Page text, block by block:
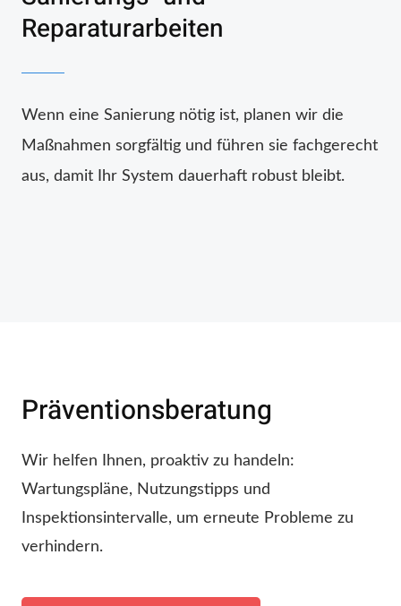
Reparaturarbeiten
Wenn eine Sanierung nötig ist, planen wir die
Maßnahmen sorgfältig und führen sie fachgerecht
aus, damit Ihr System dauerhaft robust bleibt.
Präventionsberatung
Wir helfen Ihnen, proaktiv zu handeln:
Wartungspläne, Nutzungstipps und
Inspektionsintervalle, um erneute Probleme zu
verhindern.